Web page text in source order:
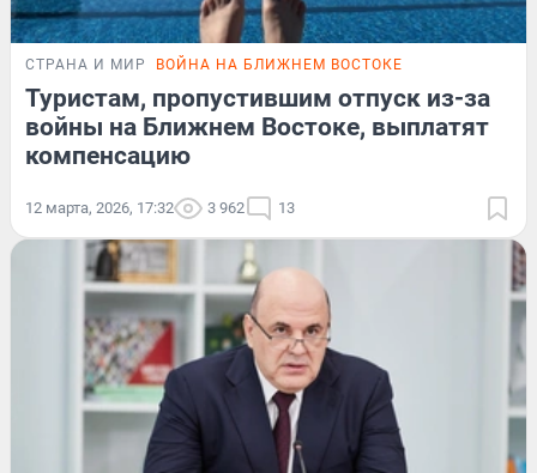
СТРАНА И МИР ВОЙНА НА БЛИЖНЕМ ВОСТОКЕ
Туристам, пропустившим отпуск из-за
войны на Ближнем Востоке, выплатят
компенсацию
12 марта, 2026, 17:32 3 962 13